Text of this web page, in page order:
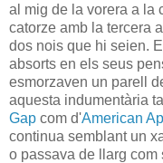
al mig de la vorera a la
catorze amb la tercera
dos nois que hi seien.
absorts en els seus
esmorzaven un parell
aquesta indumentària
Gap com d'American
continua semblant un
o passava de llarg